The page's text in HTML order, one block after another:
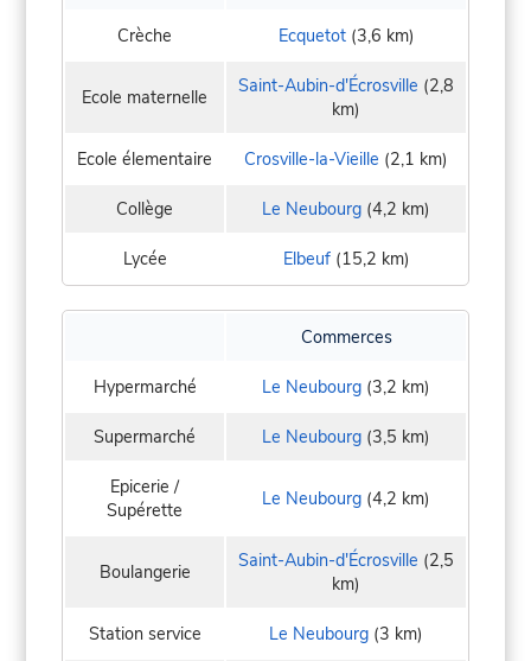
Crèche Ecquetot(3,6 km)
Ecole maternelle Saint-Aubin-d'Écrosville (2,8
km)
Ecole élementaire Crosville-la-Vieille (2,1 km)
Collège Le Neubourg (4,2 km)
Lycée Elbeuf(15,2 km)
Commerces
Hypermarché Le Neubourg (3,2 km)
Supermarché Le Neubourg (3,5 km)
Epicerie /
Supérette
Le Neubourg (4,2 km)
Boulangerie Saint-Aubin-d'Écrosville (2,5
km)
Station service Le Neubourg (3 km)